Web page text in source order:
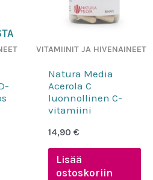
VITAMIINIT JA HIVENAINEET
Natura Media
Acerola C
luonnollinen C-
vitamiini
14,90€
Lisää
ostoskoriin